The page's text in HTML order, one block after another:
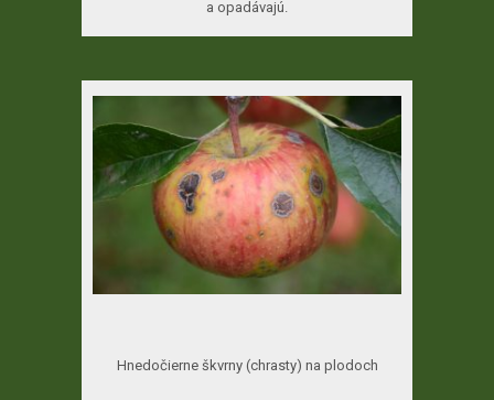
a opadávajú.
Hnedočierne škvrny (chrasty) na plodoch